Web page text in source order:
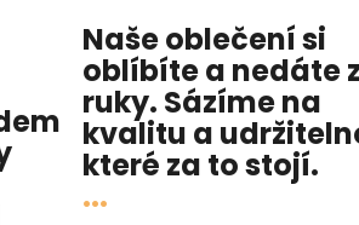
Naše oblečení si
oblíbíte a nedáte z
ruky. Sázíme na
kvalitu a
které za to stojí.
...